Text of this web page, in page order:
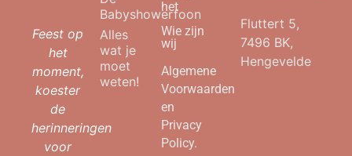
Feest op
het
moment,
koester
de
herinneringen
voor
Babyshowerfoon
Alles
wat je
moet
weten!
het
Wie zijn
wij
Algemene
Voorwaarden
en
Privacy
Policy.
Fluttert 5,
7496 BK,
Hengevelde